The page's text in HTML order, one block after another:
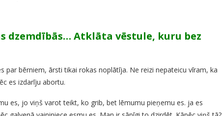
dzemdībās… Atklāta vēstule, kuru bez
par bērniem, ārsti tikai rokas noplātīja. Ne reizi nepateicu vīram, ka
es izdarīju abortu.
es, jo viņš varot teikt, ko grib, bet lēmumu pieņemu es. ja es